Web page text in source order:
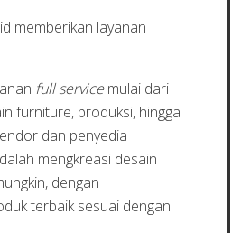
memberikan layanan
full servicemulai dari
furniture, produksi, hingga
dan penyedia
mengkreasi desain
dengan
terbaik sesuai dengan